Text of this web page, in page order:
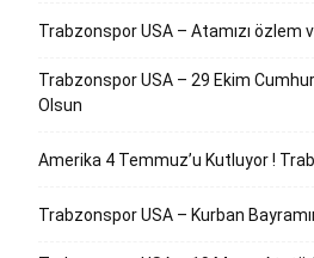
Trabzonspor USA – Atamızı özlem
Trabzonspor USA – 29 Ekim
Olsun
Amerika 4 Temmuz’u Kutluyor !
Trabzonspor USA – Kurban